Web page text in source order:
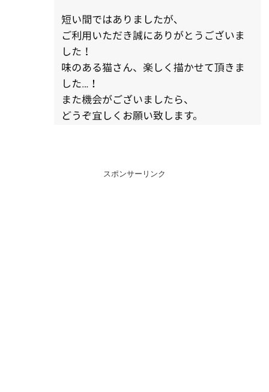
スポンサーリンク